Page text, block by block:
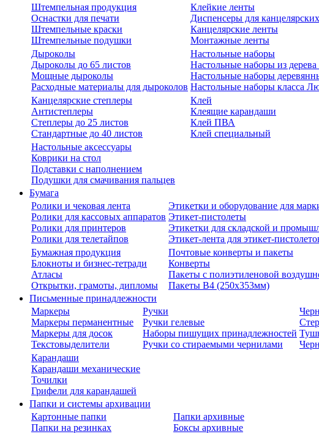
Штемпельная продукция
Оснастки для печати
Штемпельные краски
Штемпельные подушки
Клейкие ленты
Диспенсеры для
Канцелярские ленты
Монтажные ленты
Дыроколы
Дыроколы до 65 листов
Мощные дыроколы
Расходные материалы для дыроколов
Настольные наборы
Настольные наборы из дерева
Настольные наборы
Настольные наборы класса
Канцелярские степлеры
Антистеплеры
Степлеры до 25 листов
Стандартные до 40 листов
Клей
Клеящие карандаши
Клей ПВА
Клей специальный
Настольные аксессуары
Коврики на стол
Подставки с наполнением
Подушки для смачивания пальцев
Бумага
Ролики и чековая лента
Ролики для кассовых аппаратов
Ролики для принтеров
Ролики для телетайпов
Этикетки и оборудование для
Этикет-пистолеты
Этикетки для складской и
Этикет-лента для этикет-
Бумажная продукция
Блокноты и бизнес-тетради
Атласы
Открытки, грамоты, дипломы
Почтовые конверты и пакеты
Конверты
Пакеты с полиэтиленовой
Пакеты В4 (250х353мм)
Письменные принадлежности
Маркеры
Маркеры перманентные
Маркеры для досок
Текстовыделители
Ручки
Ручки гелевые
Наборы пишущих принадлежностей
Ручки со стираемыми чернилами
Карандаши
Карандаши механические
Точилки
Грифели для карандашей
Папки и системы архивации
Картонные папки
Папки на резинках
Папки архивные
Боксы архивные